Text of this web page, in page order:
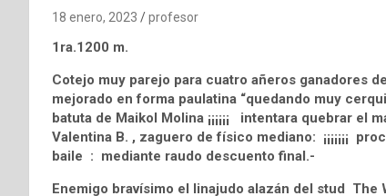
18 enero, 2023 profesor
1ra.1200 m.
Cotejo muy parejo para cuatro añeros ganadores
mejorado en forma paulatina “quedando muy
batuta de Maikol Molina ¡¡¡¡¡¡ intentara quebrar
Valentina B. , zaguero de físico mediano: ¡¡¡¡¡¡¡
baile : mediante raudo descuento final.-
Enemigo bravísimo el linajudo alazán del stud The